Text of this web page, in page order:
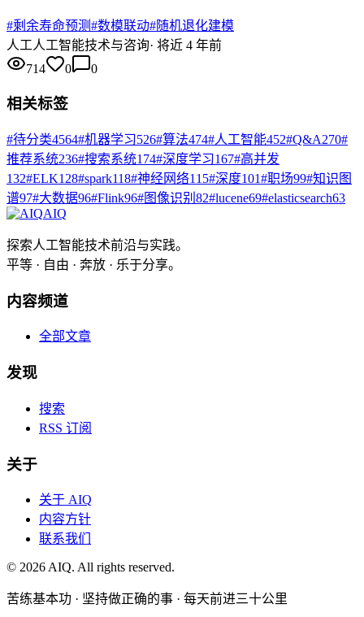
#剩余寿命预测#数模联动#随机退化建模
人工人工智能技术与咨询· 将近 4 年前
714
0 0
相关标签
#待分类4564#机器学习526#算法474#人工智能452#Q&A270#
推荐系统236#搜索系统174#深度学习167#高并发
132#ELK128#spark118#神经网络115#深度101#职场99#知识图
谱97#大数据96#Flink96#图像识别 82#lucene69#elasticsearch63
AIQ
探索人工智能技术前沿与实践。
平等 · 自由 · 奔放 · 乐于分享。
内容频道
全部文章
发现
搜索
RSS 订阅
关于
关于 AIQ
内容方针
联系我们
© 2026 AIQ. All rights reserved.
苦练基本功 · 坚持做正确的事 · 每天前进三十公里